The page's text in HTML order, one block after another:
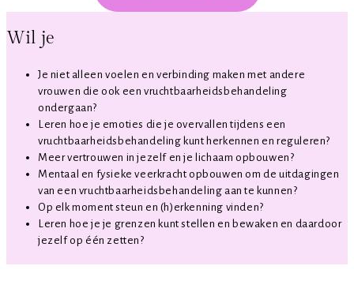
Wil je
Je niet alleen voelen en verbinding maken met andere
vrouwen die ook een vruchtbaarheidsbehandeling
ondergaan?
Leren hoe je emoties die je overvallen tijdens een
vruchtbaarheidsbehandeling kunt herkennen en reguleren?
Meer vertrouwen in jezelf en je lichaam opbouwen?
Mentaal en fysieke veerkracht opbouwen om de uitdagingen
van een vruchtbaarheidsbehandeling aan te kunnen?
Op elk moment steun en (h)erkenning vinden?
Leren hoe je je grenzen kunt stellen en bewaken en daardoor
jezelf op één zetten?